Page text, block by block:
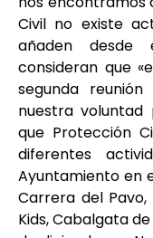
Civil no existe
añaden desde
consideran que
segunda
nuestra voluntad
que Protección
diferentes
Ayuntamiento en
Carrera del
Kids, Cabalgata